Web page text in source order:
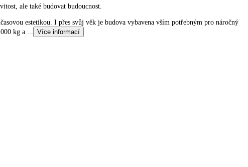
ale také budovat budoucnost.
estetikou. I přes svůj věk je budova vybavena vším potřebným pro náročný
kg a ... Více informací